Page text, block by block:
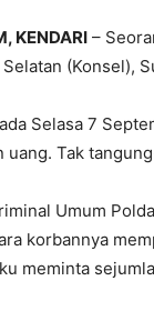
KENDARI –
(Konsel),
Selasa 7
uang. Tak
Umum
korbannya
meminta